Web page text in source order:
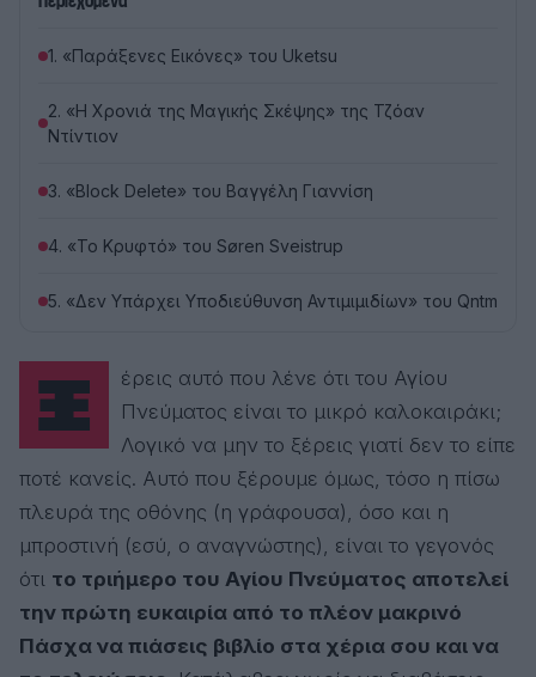
1. «Παράξενες Εικόνες» του Uketsu
2. «Η Χρονιά της Μαγικής Σκέψης» της Τζόαν
Ντίντιον
3. «Block Delete» του Βαγγέλη Γιαννίση
4. «Το Κρυφτό» του Søren Sveistrup
5. «Δεν Υπάρχει Υποδιεύθυνση Αντιμιμιδίων» του Qntm
Ξέρεις αυτό που λένε ότι του Αγίου
Πνεύματος είναι το μικρό καλοκαιράκι;
Λογικό να μην το ξέρεις γιατί δεν το είπε
ποτέ κανείς. Αυτό που ξέρουμε όμως, τόσο η πίσω
πλευρά της οθόνης (η γράφουσα), όσο και η
μπροστινή (εσύ, ο αναγνώστης), είναι το γεγονός
ότι το τριήμερο του Αγίου Πνεύματος αποτελεί
την πρώτη ευκαιρία από το πλέον μακρινό
Πάσχα να πιάσεις βιβλίο στα χέρια σου και να